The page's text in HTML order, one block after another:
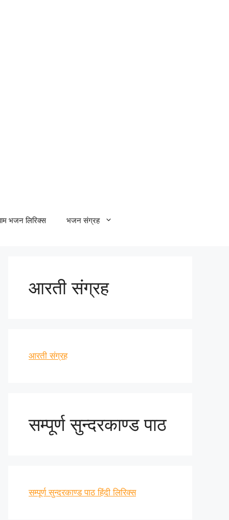
भजन लिरिक्स भजन संग्रह
आरती संग्रह
आरती संग्रह
सम्पूर्ण सुन्दरकाण्ड पाठ
सम्पूर्ण सुन्दरकाण्ड पाठ हिंदी लिरिक्स